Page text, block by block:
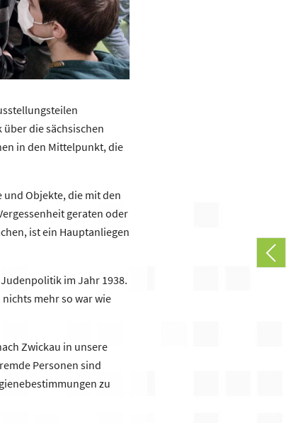
die sächsischen
in den Mittelpunkt, die
und Objekte, die mit den
geraten oder
ist ein Hauptanliegen
im Jahr 1938.
mehr so war wie
Zwickau in unsere
Personen sind
zu